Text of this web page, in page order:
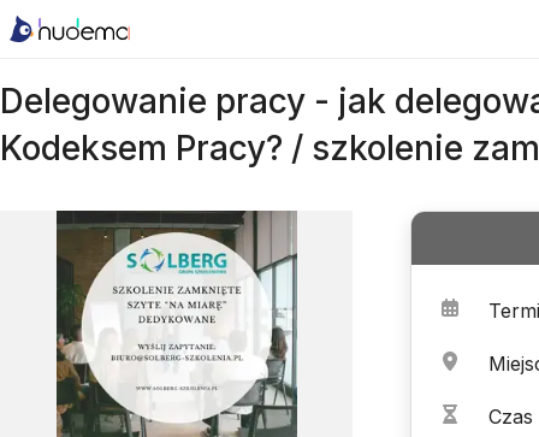
Delegowanie pracy - jak
Kodeksem Pracy? / szkolenie
Czas